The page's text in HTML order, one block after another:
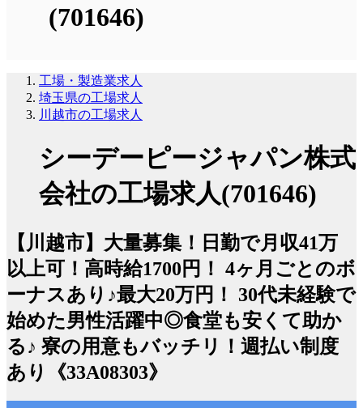
(701646)
工場・製造業求人
埼玉県の工場求人
川越市の工場求人
シーデーピージャパン株式
会社の工場求人(701646)
【川越市】大量募集！日勤で月収41万
以上可！高時給1700円！ 4ヶ月ごとのボ
ーナスあり♪最大20万円！ 30代未経験で
始めた男性活躍中◎食堂も安くて助か
る♪ 寮の用意もバッチリ！週払い制度
あり《33A08303》